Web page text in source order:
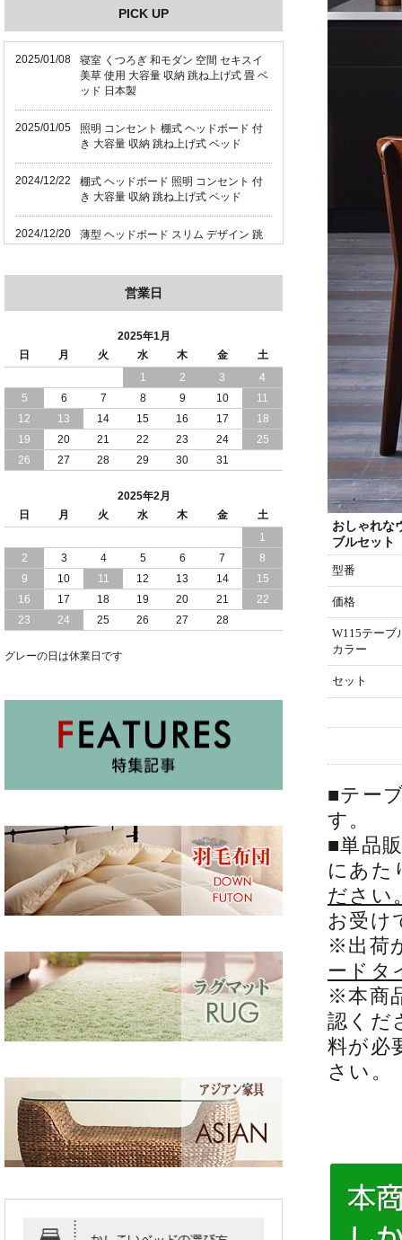
おしゃれな
ブルセット
型番
価格
W115テーブ
カラー
セット
■テー
す。
■単品
にあた
ださい
お受け
※出荷
ードタ
※本商
認くだ
料が必
さい。
PICK UP
2025/01/08
寝室 くつろぎ 和モダン 空間 セキスイ
美草 使用 大容量 収納 跳ね上げ式 畳 ベ
ッド 日本製
2025/01/05
照明 コンセント 棚式 ヘッドボード 付
き 大容量 収納 跳ね上げ式 ベッド
2024/12/22
棚式 ヘッドボード 照明 コンセント 付
き 大容量 収納 跳ね上げ式 ベッド
2024/12/20
薄型 ヘッドボード スリム デザイン 跳
薄型 ヘッドボード スリム デザイン 跳
2024/12/17
便利な 棚 モダンライト コンセント 付
き 大容量 収納 リフトアップ ベッド 横
開き 日本製
2024/11/07
便利な 棚 モダンライト コンセント 付
き 大容量 収納 リフトアップ 縦開き 日
本製 ベッド
女性人気 日本製 コンパクト な ショー
トサイズ 跳ね上げ 収納 ベッド 横開き
2024/10/17
日本製 コンパクト な ショートサイズ
跳ね上げ 収納 ベッド 横開き ヘッドボ
ード無し
ード 跳ね上げ式 大容量 収納 ベッド
営業日
2025年1月
日
月 火 水 木 金
土
1
2 3
4
5
6 7 8 9 10
11
12
13 14 15 16 17
18
19
20 21 22 23 24
25
26
27 28 29 30 31
2025年2月
日
月 火 水 木 金
土
1
2
3 4 5 6 7
8
9
10 11 12 13 14
15
16
17 18 19 20 21
22
23
24 25 26 27 28
グレーの日は休業日です